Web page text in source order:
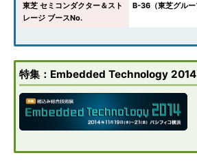
東芝 セミコンダクター＆スト
レージ ブースNo.
B-36（東芝グルー
特集：Embedded Technology 2014